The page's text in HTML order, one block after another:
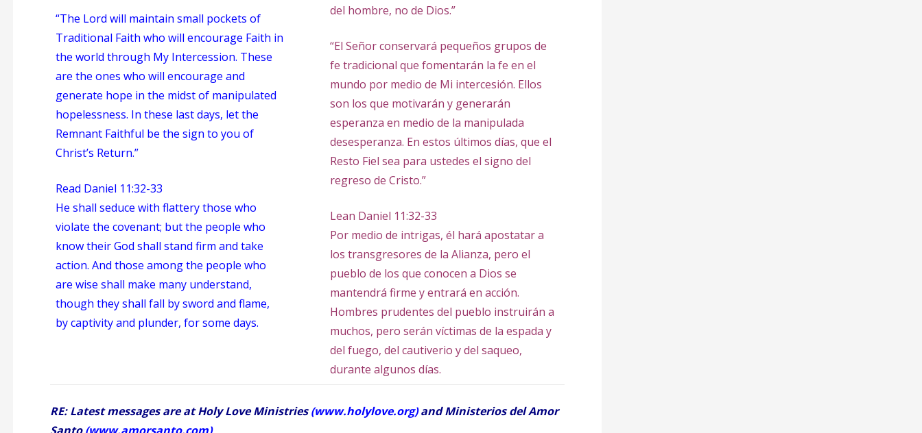
“The Lord will maintain small pockets of
Traditional Faith who will encourage Faith in
the world through My Intercession. These
are the ones who will encourage and
generate hope in the midst of manipulated
hopelessness. In these last days, let the
Remnant Faithful be the sign to you of
Christ’s Return.”
Read Daniel 11:32-33
He shall seduce with flattery those who
violate the covenant; but the people who
know their God shall stand firm and take
action. And those among the people who
are wise shall make many understand,
though they shall fall by sword and flame,
by captivity and plunder, for some days.
del hombre, no de Dios.”
“El Señor conservará pequeños grupos de
fe tradicional que fomentarán la fe en el
mundo por medio de Mi intercesión. Ellos
son los que motivarán y generarán
esperanza en medio de la manipulada
desesperanza. En estos últimos días, que el
Resto Fiel sea para ustedes el signo del
regreso de Cristo.”
Lean Daniel 11:32-33
Por medio de intrigas, él hará apostatar a
los transgresores de la Alianza, pero el
pueblo de los que conocen a Dios se
mantendrá firme y entrará en acción.
Hombres prudentes del pueblo instruirán a
muchos, pero serán víctimas de la espada y
del fuego, del cautiverio y del saqueo,
durante algunos días.
RE: Latest messages are at Holy Love Ministries(www.holylove.org)and Ministerios del Amor